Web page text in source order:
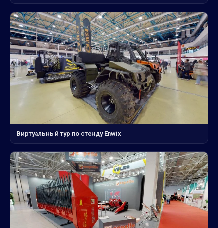
Виртуальный тур по стенду Enwix